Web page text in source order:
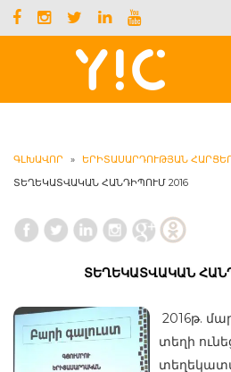
ԳԼԽԱՎՈՐ » ԵՐԻՏԱՍԱՐԴՈՒԹՅԱՆ
ՏԵՂԵԿԱՏՎԱԿԱՆ ՀԱՆԴԻՊՈՒՄ 2016
ՏԵՂԵԿԱՏՎԱԿԱՆ
2016թ.
տեղի